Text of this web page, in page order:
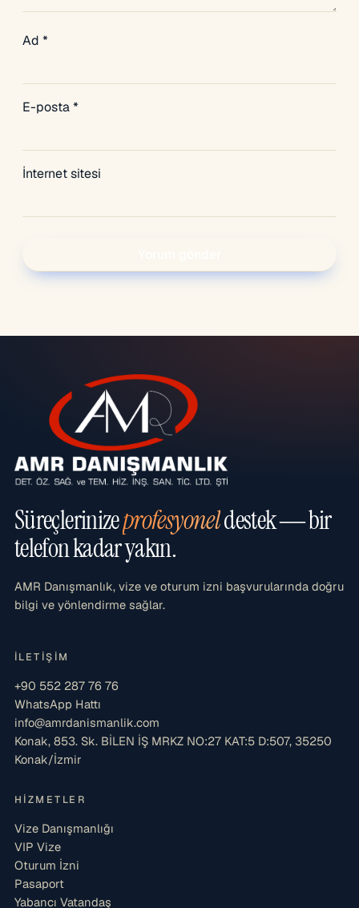
Ad *
E-posta*
İnternet sitesi
Süreçlerinizeprofesyoneldestek — bir
telefon kadar yakın.
AMR Danışmanlık, vize ve oturum izni başvurularında doğru
bilgi ve yönlendirme sağlar.
İLETIŞIM
+90 552 287 76 76
WhatsApp Hattı
info@amrdanismanlik.com
Konak, 853. Sk. BİLEN İŞ MRKZ NO:27 KAT:5 D:507, 35250
Konak/İzmir
HIZMETLER
Vize Danışmanlığı
VIP Vize
Oturum İzni
Pasaport
Yabancı Vatandaş